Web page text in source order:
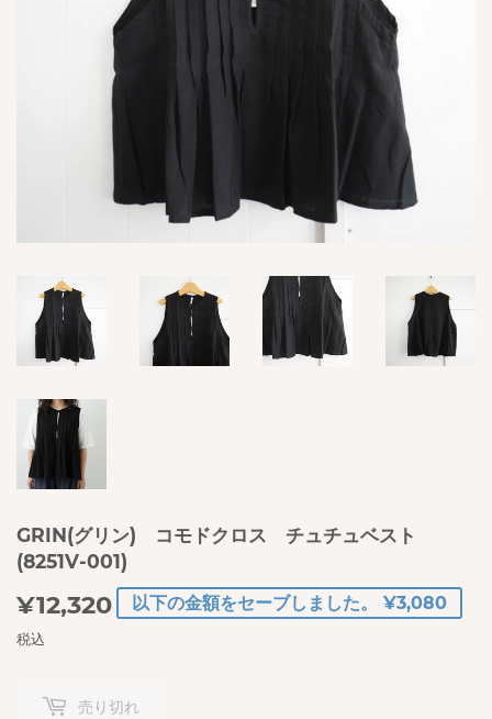
GRIN(グリン) コモドクロス チュチュベスト
(8251V-001)
¥12,320 ¥12,320
以下の金額をセーブしました。 ¥3,080
税込
売り切れ